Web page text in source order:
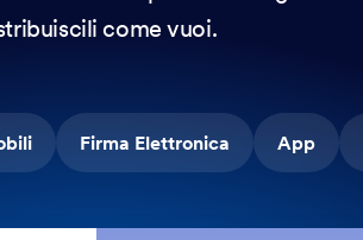
come vuoi.
Firma Elettronica App